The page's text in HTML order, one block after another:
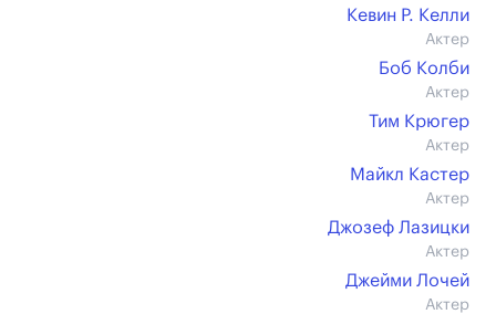
Кевин Р. Келли
Актер
Боб Колби
Актер
Тим Крюгер
Актер
Майкл Кастер
Актер
Джозеф Лазицки
Актер
Джейми Лочей
Актер